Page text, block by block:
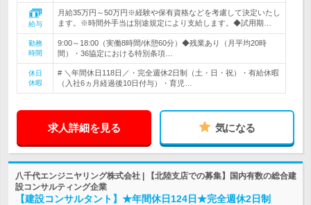
給与
月給35万円～50万円※経験や保有資格などを考慮して決定いたし
ます。※時間外手当は別途規定により支給します。◆試用期…
勤務
時間
9:00～18:00（実働8時間/休憩60分）◆残業あり（月平均20時
間）・36協定における特別条項…
休日
休暇
# ＼年間休日118日／・完全週休2日制（土・日・祝）・有給休暇
（入社6ヵ月経過後10日付与）・育児…
求人詳細を見る 気になる
八千代エンジニヤリング株式会社 | 【北陸支店での募集】国内有数の総合建
設コンサルティング企業
【建設コンサルタント】★年間休日124日★完全週休2日制